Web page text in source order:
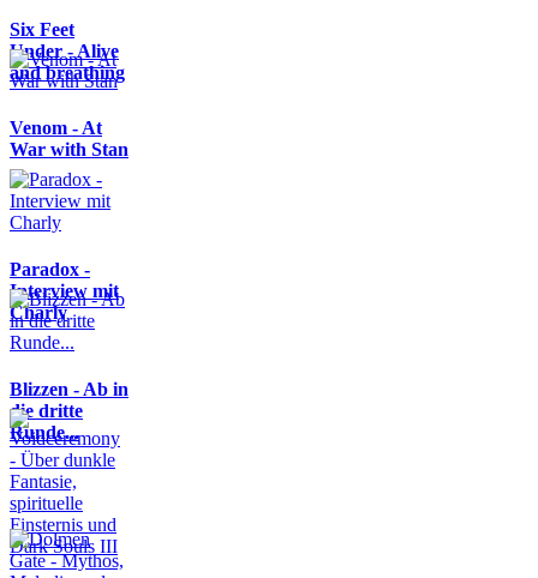
Six Feet
Under - Alive
and breathing
Venom - At
War with Stan
Paradox -
Interview mit
Charly
Blizzen - Ab in
die dritte
Runde...